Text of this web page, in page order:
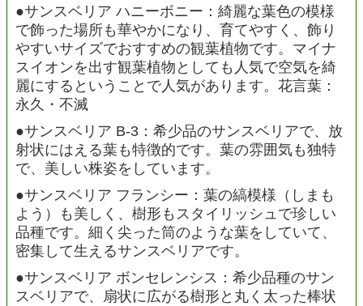
●サンスベリア ハニーボニー：綺麗な葉色の模様
で飾った場所も華やかになり、育てやすく、飾り
やすいサイズでおすすめの観葉植物です。マイナ
スイオンを出す観葉植物としても人気で空気を綺
麗にするということで人気があります。花言葉：
永久・不滅
●サンスベリア B-3：希少品のサンスベリアで、放
射状にはえる葉も特徴的です。葉の雰囲気も独特
で、美しい株姿をしています。
●サンスベリア フランシー：葉の縞模様（しまも
よう）も美しく、樹形もスタイリッシュで珍しい
品種です。細く尖った筒のような葉をしていて、
密集して生えるサンスベリアです。
●サンスベリア ボンセレンシス：希少品種のサン
スベリアで、扇状に広がる樹形と丸く太った棒状